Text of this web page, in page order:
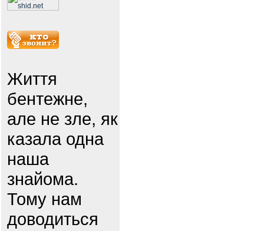
Життя
бентежне,
але не зле, як
казала одна
наша
знайома.
Тому нам
доводиться